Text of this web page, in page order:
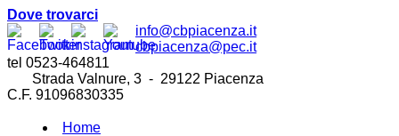
Dove trovarci
info@cbpiacenza.it
cbpiacenza@pec.it
tel 0523-464811
Strada Valnure, 3 - 29122 Piacenza
C.F. 91096830335
Home